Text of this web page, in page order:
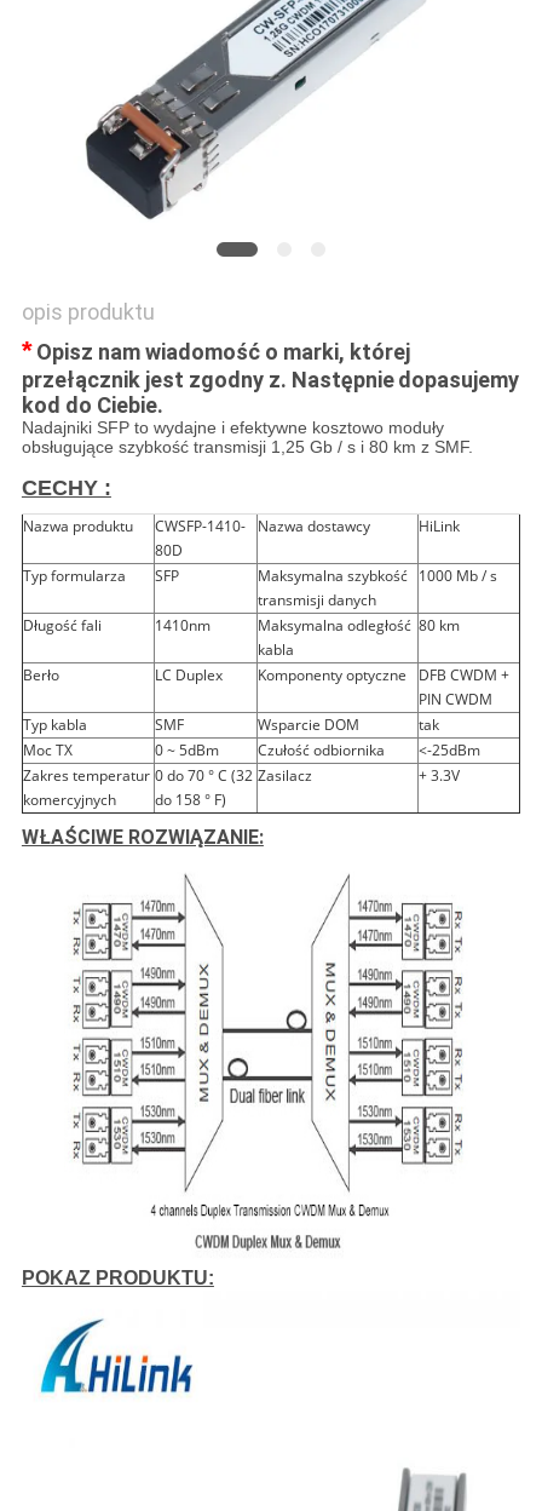
POLITYKA
PRYWATNOŚCI
opis produktu
*Opisz nam wiadomość o marki, której
przełącznik jest zgodny z. Następniedopasujemy
kod do Ciebie.
Nadajniki SFP to wydajne i efektywne kosztowo moduły
obsługujące szybkość transmisji 1,25 Gb / s i 80 km z SMF.
CECHY :
Nazwa produktu
CWSFP-1410-
80D
Nazwa dostawcy HiLink
Typ formularza SFP
Maksymalna szybkość
transmisji danych
1000 Mb / s
Długość fali 1410nm
Maksymalna odległość
kabla
80 km
Berło LC Duplex Komponenty optyczne
DFB CWDM +
PIN CWDM
Typ kabla
SMF Wsparcie DOM
tak
Moc TX
0 ~ 5dBm Czułość odbiornika
<-25dBm
Zakres temperatur
komercyjnych
0 do 70 ° C (32
do 158 ° F)
Zasilacz + 3.3V
WŁAŚCIWE ROZWIĄZANIE:
POKAZ PRODUKTU: